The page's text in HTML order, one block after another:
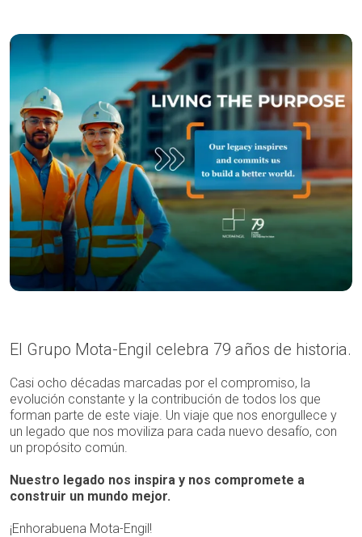
El Grupo Mota-Engil celebra 79 años de historia.
Casi ocho décadas marcadas por el compromiso, la
evolución constante y la contribución de todos los que
forman parte de este viaje. Un viaje que nos enorgullece y
un legado que nos moviliza para cada nuevo desafío, con
un propósito común.
Nuestro legado nos inspira y nos compromete a
construir un mundo mejor.
¡Enhorabuena Mota-Engil!